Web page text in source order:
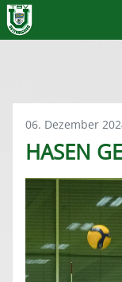
06. Dezember
HASEN